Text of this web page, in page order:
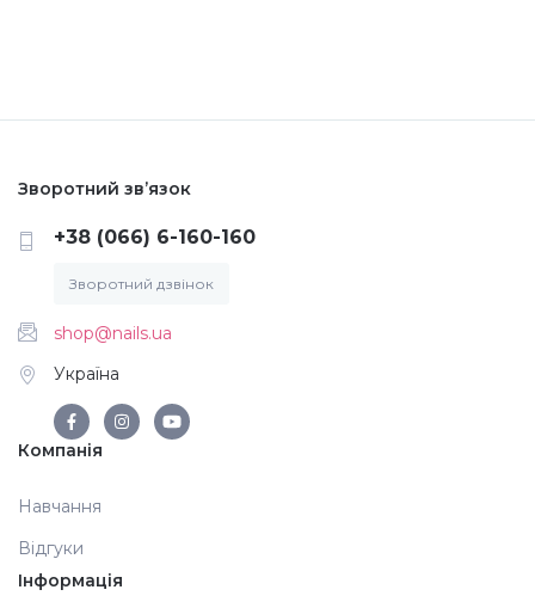
Каміфубукі (конфетті)
Слюда
Брокат
Фарби для розпису
Фольга для лиття (ефект кракелюра)
Аксесуари
Зворотний зв’язок
+38 (066) 6-160-160
Зворотний дзвінок
shop@nails.ua
Україна
Компанія
Навчання
Відгуки
Інформація